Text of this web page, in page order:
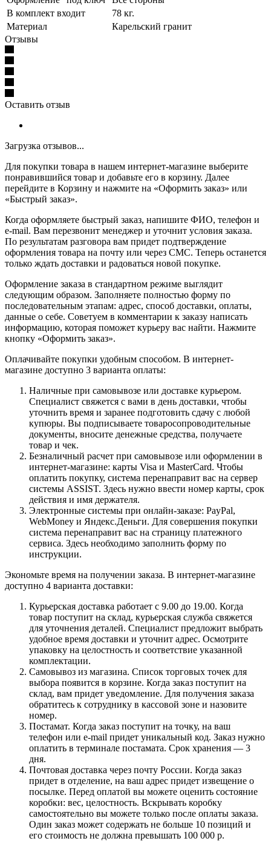
В комплект входит
78 кг.
Материал
Карельский гранит
Отзывы
Оставить отзыв
Загрузка отзывов...
Для покупки товара в нашем интернет-магазине выберите
понравившийся товар и добавьте его в корзину. Далее
перейдите в Корзину и нажмите на «Оформить заказ» или
«Быстрый заказ».
Когда оформляете быстрый заказ, напишите ФИО, телефон и
e-mail. Вам перезвонит менеджер и уточнит условия заказа.
По результатам разговора вам придет подтверждение
оформления товара на почту или через СМС. Теперь останется
только ждать доставки и радоваться новой покупке.
Оформление заказа в стандартном режиме выглядит
следующим образом. Заполняете полностью форму по
последовательным этапам: адрес, способ доставки, оплаты,
данные о себе. Советуем в комментарии к заказу написать
информацию, которая поможет курьеру вас найти. Нажмите
кнопку «Оформить заказ».
Оплачивайте покупки удобным способом. В интернет-
магазине доступно 3 варианта оплаты:
Наличные при самовывозе или доставке курьером.
Специалист свяжется с вами в день доставки, чтобы
уточнить время и заранее подготовить сдачу с любой
купюры. Вы подписываете товаросопроводительные
документы, вносите денежные средства, получаете
товар и чек.
Безналичный расчет при самовывозе или оформлении в
интернет-магазине: карты Visa и MasterCard. Чтобы
оплатить покупку, система перенаправит вас на сервер
системы ASSIST. Здесь нужно ввести номер карты, срок
действия и имя держателя.
Электронные системы при онлайн-заказе: PayPal,
WebMoney и Яндекс.Деньги. Для совершения покупки
система перенаправит вас на страницу платежного
сервиса. Здесь необходимо заполнить форму по
инструкции.
Экономьте время на получении заказа. В интернет-магазине
доступно 4 варианта доставки:
Курьерская доставка работает с 9.00 до 19.00. Когда
товар поступит на склад, курьерская служба свяжется
для уточнения деталей. Специалист предложит выбрать
удобное время доставки и уточнит адрес. Осмотрите
упаковку на целостность и соответствие указанной
комплектации.
Самовывоз из магазина. Список торговых точек для
выбора появится в корзине. Когда заказ поступит на
склад, вам придет уведомление. Для получения заказа
обратитесь к сотруднику в кассовой зоне и назовите
номер.
Постамат. Когда заказ поступит на точку, на ваш
телефон или e-mail придет уникальный код. Заказ нужно
оплатить в терминале постамата. Срок хранения — 3
дня.
Почтовая доставка через почту России. Когда заказ
придет в отделение, на ваш адрес придет извещение о
посылке. Перед оплатой вы можете оценить состояние
коробки: вес, целостность. Вскрывать коробку
самостоятельно вы можете только после оплаты заказа.
Один заказ может содержать не больше 10 позиций и
его стоимость не должна превышать 100 000 р.